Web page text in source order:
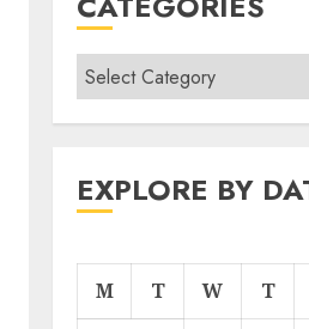
EXPLORE BY
M T W T